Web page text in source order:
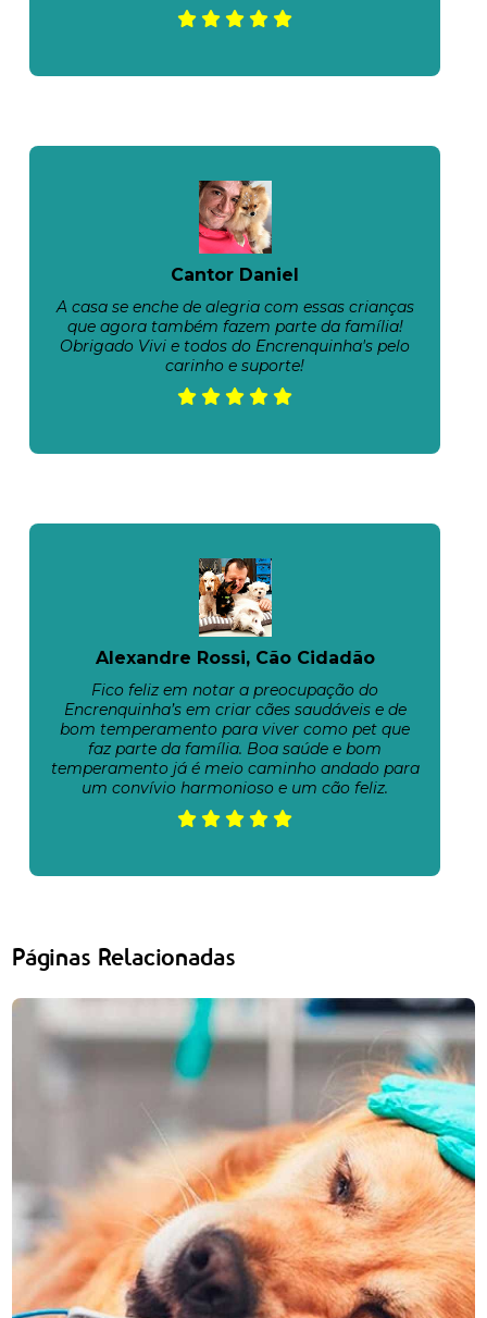
Cantor Daniel
A casa se enche de alegria com essas crianças
que agora também fazem parte da família!
Obrigado Vivi e todos do Encrenquinha's pelo
carinho e suporte!
Alexandre Rossi, Cão Cidadão
Fico feliz em notar a preocupação do
Encrenquinha’s em criar cães saudáveis e de
bom temperamento para viver como pet que
faz parte da família. Boa saúde e bom
temperamento já é meio caminho andado para
um convívio harmonioso e um cão feliz.
Páginas Relacionadas